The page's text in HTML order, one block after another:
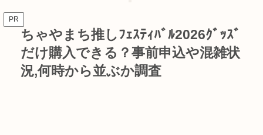
PR
ちゃやまち推しﾌｪｽﾃｨﾊﾞﾙ2026ｸﾞｯｽﾞ
だけ購入できる？事前申込や混雑状
況,何時から並ぶか調査